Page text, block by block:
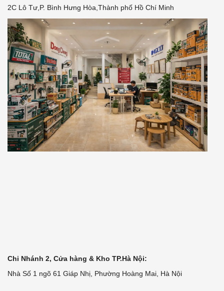
2C Lô Tư,P. Bình Hưng Hòa,Thành phố Hồ Chí Minh
Chi Nhánh 2, Cửa hàng & Kho TP.Hà Nội:
Nhà Số 1 ngõ 61 Giáp Nhị, Phường Hoàng Mai, Hà Nội